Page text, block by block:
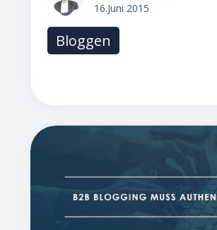
16.Juni 2015
Bloggen